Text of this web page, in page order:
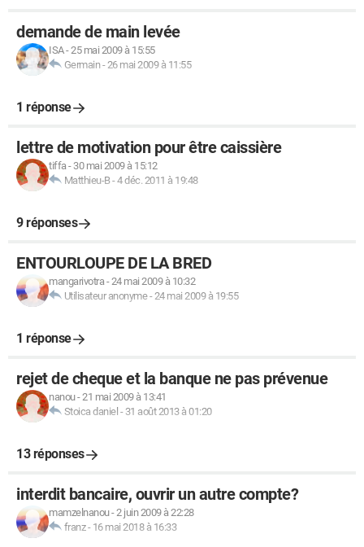
demande de main levée
ISA-25 mai 2009 à 15:55
Germain-26 mai 2009 à 11:55
1 réponse
lettre de motivation pour être caissière
tiffa- 30 mai 2009 à 15:12
Matthieu-B-4 déc. 2011 à 19:48
9 réponses
ENTOURLOUPE DE LA BRED
mangarivotra-24 mai 2009 à 10:32
Utilisateur anonyme-24 mai 2009 à 19:55
1 réponse
rejet de cheque et la banque ne pas prévenue
nanou-21 mai 2009 à 13:41
Stoica daniel - 31 août 2013 à 01:20
13 réponses
interdit bancaire, ouvrir un autre compte?
mamzelnanou-2 juin 2009 à 22:28
franz- 16 mai 2018 à 16:33